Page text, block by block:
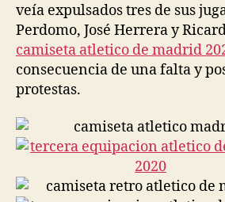
veía expulsados tres de sus
Perdomo, José Herrera y
camiseta atletico de madrid
consecuencia de una falta y
protestas.